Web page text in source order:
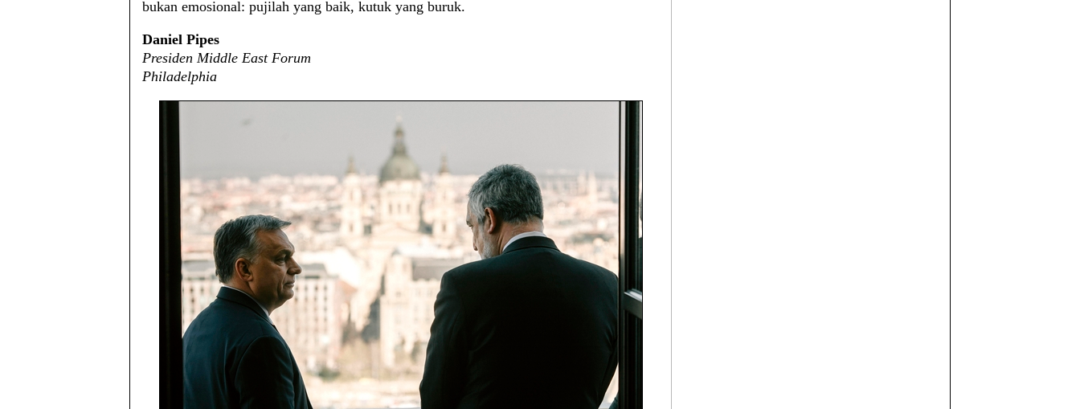
bukan emosional: pujilah yang baik, kutuk yang buruk.
Daniel Pipes
Presiden Middle East Forum
Philadelphia